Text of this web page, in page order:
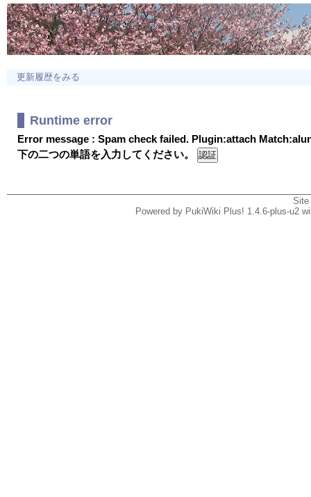
更新履歴をみる
Runtime error
Error message : Spam check failed. Plugin:attach
下の二つの単語を入力してください。
Powered by PukiWiki Plus! 1.4.6-plus-u2